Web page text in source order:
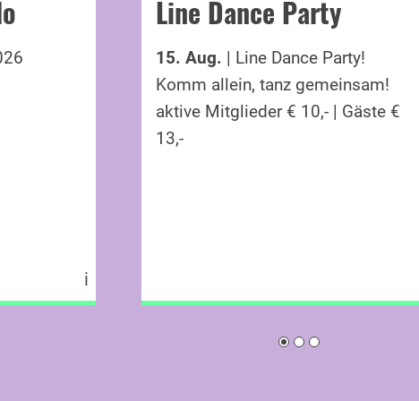
ℹ
Line Dance Party
15. Aug. | Line Dance Party!
Komm allein, tanz gemeinsam!
aktive Mitglieder € 10,- | Gäste €
13,-